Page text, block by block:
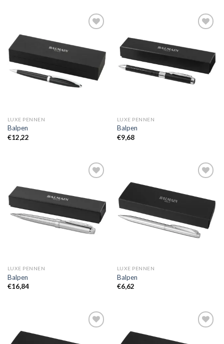
wenslijst
LUXE PENNEN
Balpen
€12,22
wenslijst
LUXE PENNEN
Balpen
€9,68
wenslijst
LUXE PENNEN
Balpen
€16,84
wenslijst
LUXE PENNEN
Balpen
€6,62